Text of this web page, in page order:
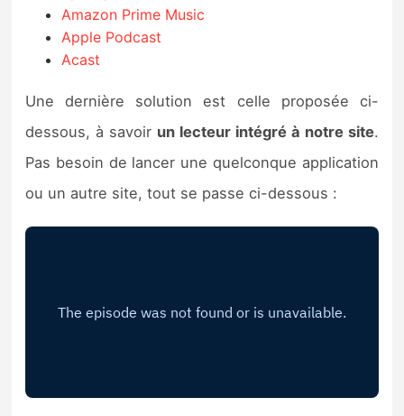
Amazon Prime Music
Apple Podcast
Acast
Une dernière solution est celle proposée ci-
dessous, à savoir un lecteur intégré à notre site.
Pas besoin de lancer une quelconque application
ou un autre site, tout se passe ci-dessous :